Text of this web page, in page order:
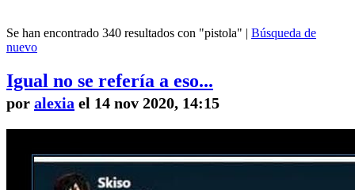
Se han encontrado 340 resultados con "pistola" | Búsqueda de
nuevo
Igual no se refería a eso...
por alexia el 14 nov 2020, 14:15